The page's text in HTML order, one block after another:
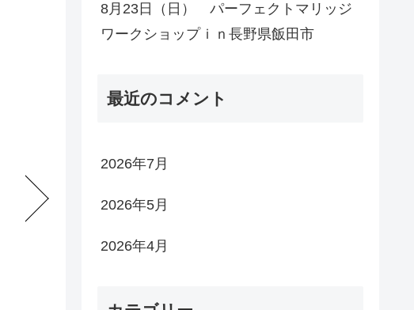
8月23日（日） パーフェクトマリッジ
ワークショップｉｎ長野県飯田市
最近のコメント
2026年7月
2026年5月
2026年4月